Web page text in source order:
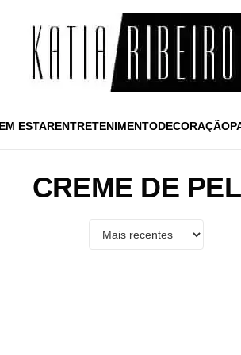
ESTARENTRETENIMENTODECORAÇÃO
CREME DE